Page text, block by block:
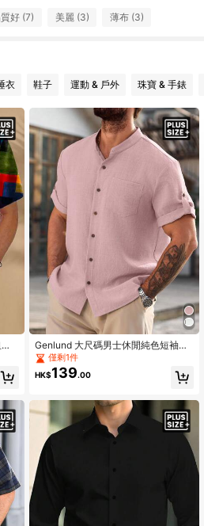
好 (7) 美麗 (3) 薄布 (3)
衣 鞋子 運動 & 戶外 珠寶 & 手錶
Genlund 大尺碼男士休閒純色短袖寬
鬆襯衫，夏季度假款
僅剩1件
HK$139.00